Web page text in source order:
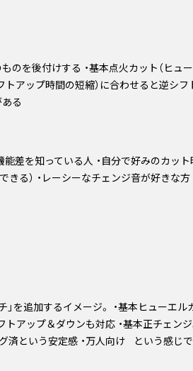
のを後付けする ・基本点火カット（ヒュ
トアップ時間の短縮）に合わせると逆シフ
る
差を知っている人 ・自分で好みのカッ
きる） ・レーシーなチェンジ音が好き
を追加するイメージ。 ・基本ヒューエル
アップ＆ダウンも対応 ・基本正チェン
済という安定感 ・万人向け という感じで